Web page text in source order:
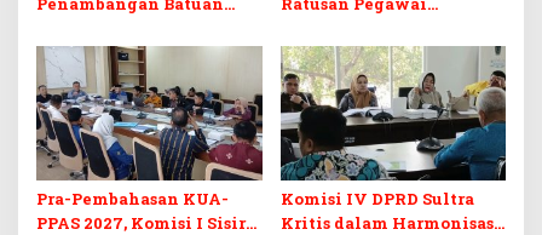
di Sultra
Ikuti Lomba Bola Gotong
Pra-Pembahasan KUA-
PPAS 2027, Komisi I Sisir
Komisi IV DPRD Sultra
Kritis dalam Harmonisasi